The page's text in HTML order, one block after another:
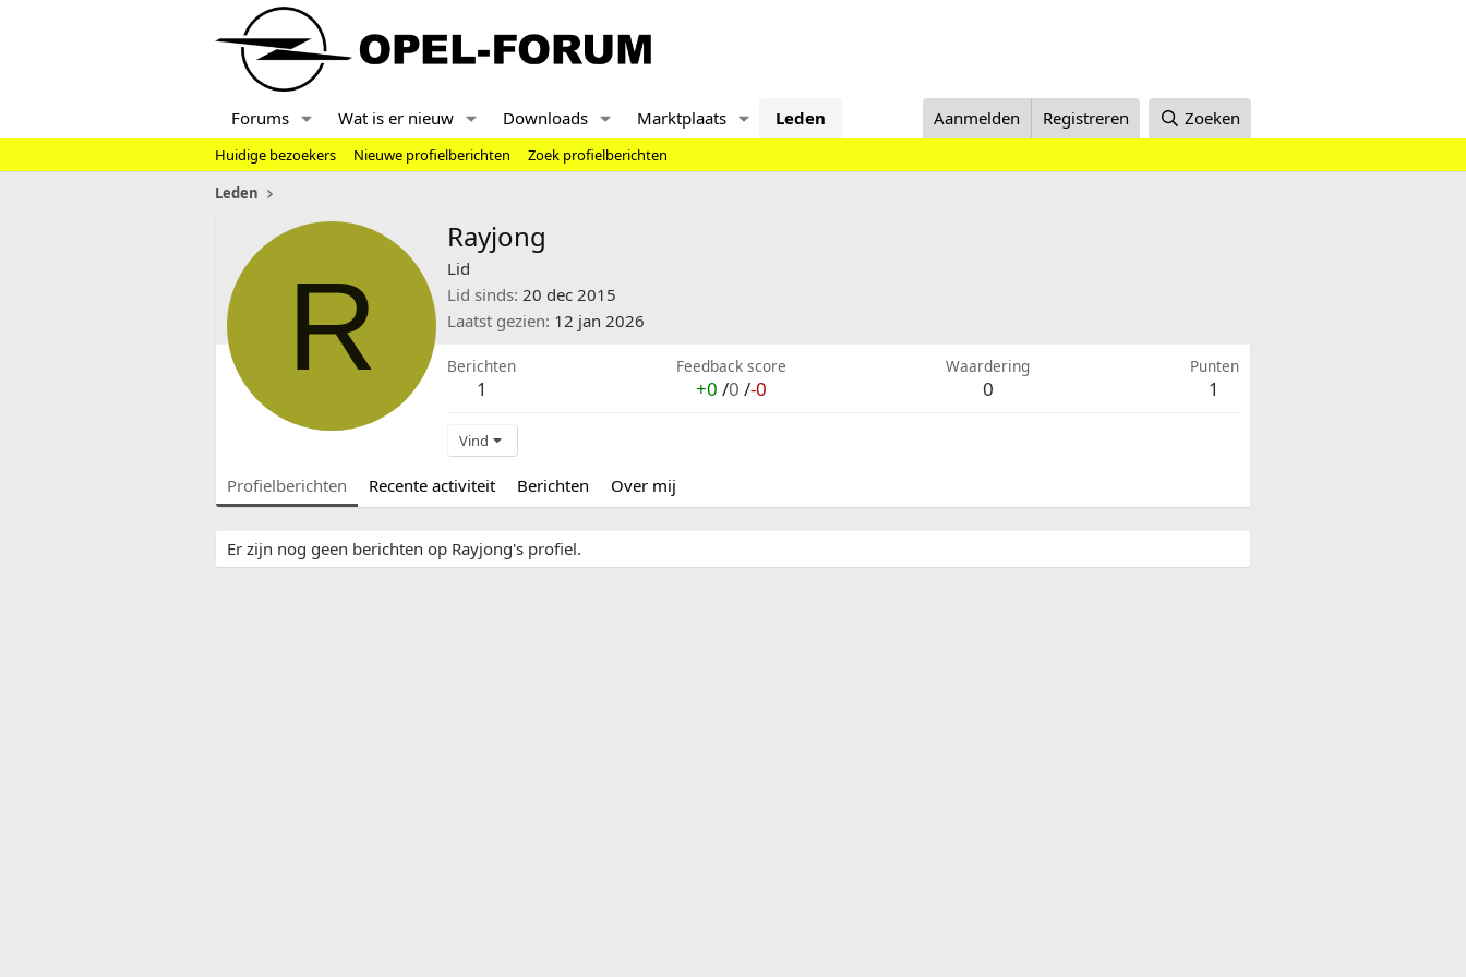
Forums Wat is er nieuw Downloads Marktplaats Leden Aanmelden Registreren Zoeken
Huidige bezoekers Nieuwe profielberichten
Zoek profielberichten
Leden
R
Rayjong
Lid
Lid sinds 20 dec 2015
Laatst gezien 12 jan 2026
Berichten
1
Feedback score
+0 /0 /-0
Waardering
0
Punten
1
Vind
Profielberichten Recente activiteit Berichten Over mij
Er zijn nog geen berichten op Rayjong's profiel.